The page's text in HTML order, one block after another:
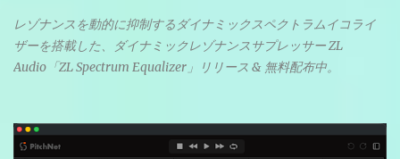
レゾナンスを動的に抑制するダイナミックスペクトラムイコライ
ザーを搭載した、ダイナミックレゾナンスサプレッサー ZL
Audio「ZL Spectrum Equalizer」リリース & 無料配布中。